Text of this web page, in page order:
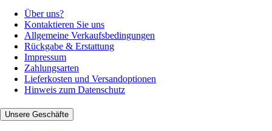
Über uns?
Kontaktieren Sie uns
Allgemeine Verkaufsbedingungen
Rückgabe & Erstattung
Impressum
Zahlungsarten
Lieferkosten und Versandoptionen
Hinweis zum Datenschutz
Unsere Geschäfte